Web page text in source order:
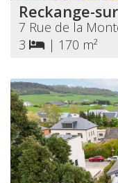
Reckange-
7 Rue de la
3
| 170 m²